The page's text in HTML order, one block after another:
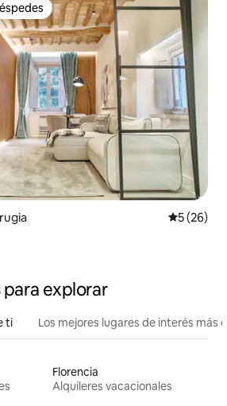
preferido
5 (26)
explorar
ti Los mejores lugares de interés más
Florencia
Alquileres vacacionales